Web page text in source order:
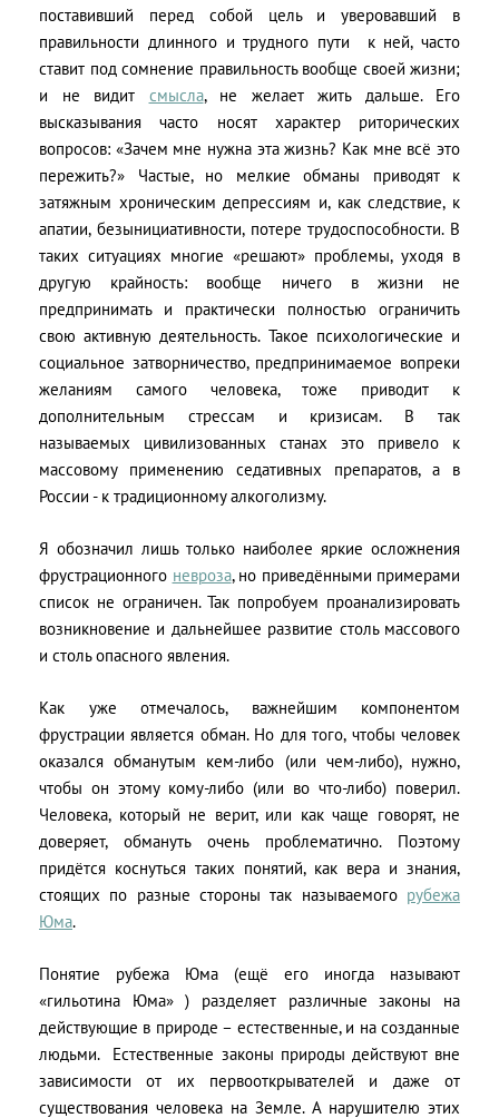
поставивший перед собой цель и уверовавший в
правильности длинного и трудного пути к ней, часто
ставит под сомнение правильность вообще своей жизни;
и не видит смысла, не желает жить дальше. Его
высказывания часто носят характер риторических
вопросов: «Зачем мне нужна эта жизнь? Как мне всё это
пережить?» Частые, но мелкие обманы приводят к
затяжным хроническим депрессиям и, как следствие, к
апатии, безынициативности, потере трудоспособности. В
таких ситуациях многие «решают» проблемы, уходя в
другую крайность: вообще ничего в жизни не
предпринимать и практически полностью ограничить
свою активную деятельность. Такое психологические и
социальное затворничество, предпринимаемое вопреки
желаниям самого человека, тоже приводит к
дополнительным стрессам и кризисам. В так
называемых цивилизованных станах это привело к
массовому применению седативных препаратов, а в
России - к традиционному алкоголизму.
Я обозначил лишь только наиболее яркие осложнения
фрустрационного невроза, но приведёнными примерами
список не ограничен. Так попробуем проанализировать
возникновение и дальнейшее развитие столь массового
и столь опасного явления.
Как уже отмечалось, важнейшим компонентом
фрустрации является обман. Но для того, чтобы человек
оказался обманутым кем-либо (или чем-либо), нужно,
чтобы он этому кому-либо (или во что-либо) поверил.
Человека, который не верит, или как чаще говорят, не
доверяет, обмануть очень проблематично. Поэтому
придётся коснуться таких понятий, как вера и знания,
стоящих по разные стороны так называемого рубежа
Юма.
Понятие рубежа Юма (ещё его иногда называют
«гильотина Юма» ) разделяет различные законы на
действующие в природе – естественные, и на созданные
людьми. Естественные законы природы действуют вне
зависимости от их первооткрывателей и даже от
существования человека на Земле. А нарушителю этих